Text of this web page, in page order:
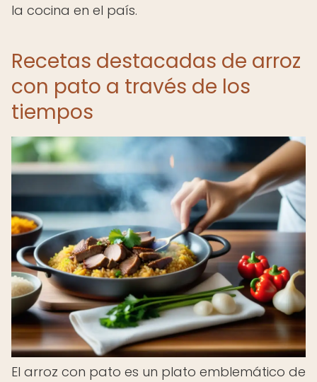
la cocina en el país.
Recetas destacadas de arroz
con pato a través de los
tiempos
El arroz con pato es un plato emblemático de